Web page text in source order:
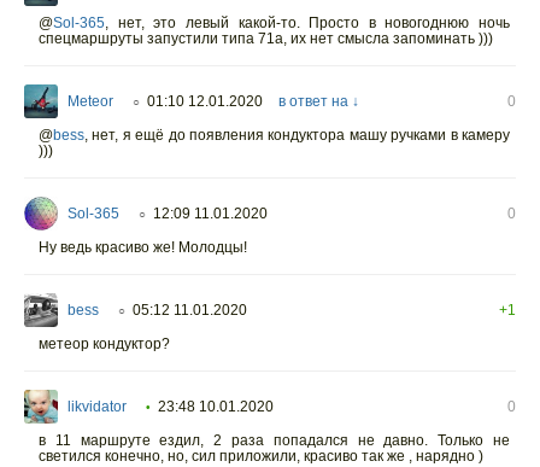
@Sol-365, нет, это левый какой-то. Просто в новогоднюю ночь
спецмаршруты запустили типа 71а, их нет смысла запоминать )))
Meteor ○ 01:10 12.01.2020 в ответ на ↓
0
@bess, нет, я ещё до появления кондуктора машу ручками в камеру
)))
Sol-365 ○ 12:09 11.01.2020
0
Ну ведь красиво же! Молодцы!
bess ○ 05:12 11.01.2020
+1
метеор кондуктор?
likvidator • 23:48 10.01.2020
0
в 11 маршруте ездил, 2 раза попадался не давно. Только не
светился конечно, но, сил приложили, красиво так же , нарядно )